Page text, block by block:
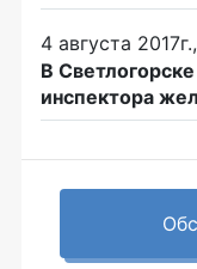
4 августа
В
инспектора